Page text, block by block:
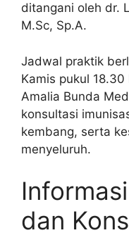
ditangani oleh dr.
M.Sc, Sp.A.
Jadwal praktik
Kamis pukul
Amalia Bunda
konsultasi
kembang, serta
menyeluruh.
dan